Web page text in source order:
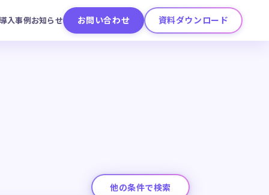
入事例お知らせ お問い合わせ 資料ダウンロード
他の条件で検索